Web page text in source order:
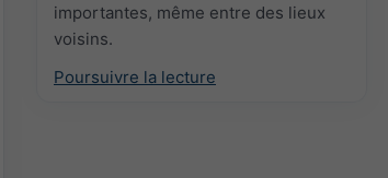
importantes, même entre des lieux
voisins.
Poursuivre la lecture